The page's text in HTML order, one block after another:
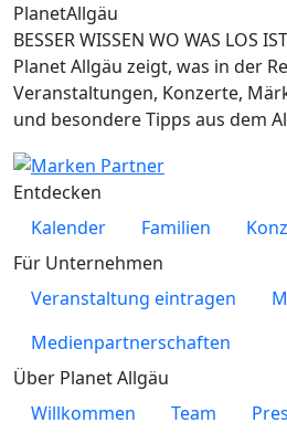
PlanetAllgäu
BESSER WISSEN WO WAS LOS IST
Planet Allgäu zeigt, was in der
Veranstaltungen, Konzerte,
und besondere Tipps aus dem
Entdecken
Kalender
Familien
Für Unternehmen
Veranstaltung eintragen
Medienpartnerschaften
Über Planet Allgäu
Willkommen
Team